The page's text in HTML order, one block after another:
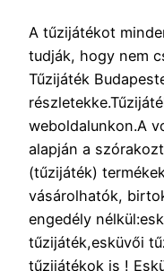
A tűzijátékot
tudják, hogy nem
Tűzijáték
weboldalunkon.A
alapján a
(tűzijáték)
vásárolhatók,
engedély
tűzijáték,esküvői
tűzijátékok is !